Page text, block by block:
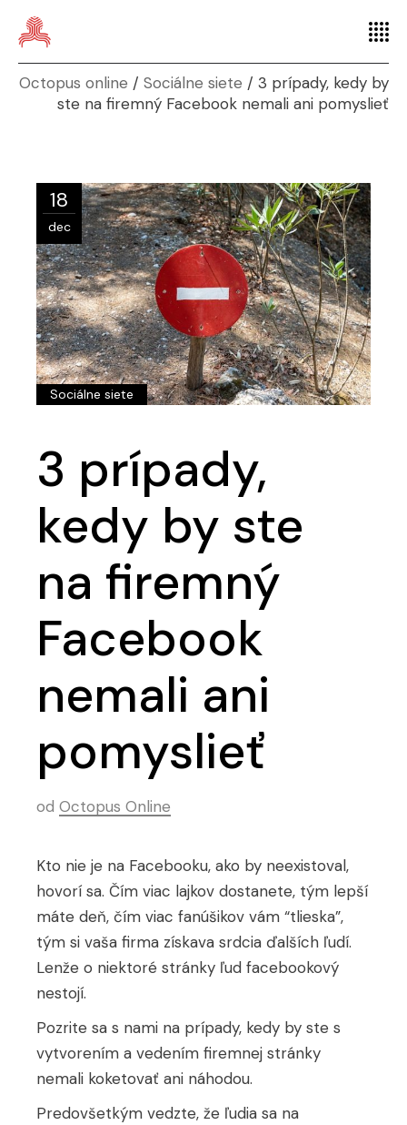
Octopus online Sociálne siete
3 prípady, kedy by
ste na firemný Facebook nemali ani pomyslieť
18
dec
Sociálne siete
3 prípady,
kedy by ste
na firemný
Facebook
nemali ani
pomyslieť
od Octopus Online
Kto nie je na Facebooku, ako by neexistoval,
hovorí sa. Čím viac lajkov dostanete, tým lepší
máte deň, čím viac fanúšikov vám “tlieska”,
tým si vaša firma získava srdcia ďalších ľudí.
Lenže o niektoré stránky ľud facebookový
nestojí.
Pozrite sa s nami na prípady, kedy by ste s
vytvorením a vedením firemnej stránky
nemali koketovať ani náhodou.
Predovšetkým vedzte, že ľudia sa na